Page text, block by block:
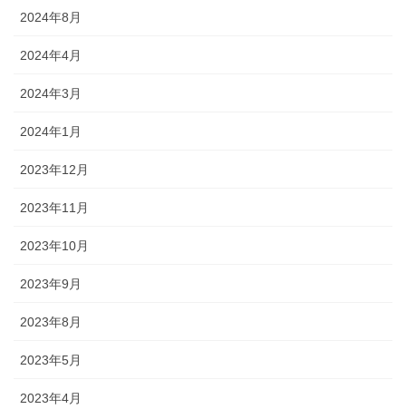
2024年8月
2024年4月
2024年3月
2024年1月
2023年12月
2023年11月
2023年10月
2023年9月
2023年8月
2023年5月
2023年4月